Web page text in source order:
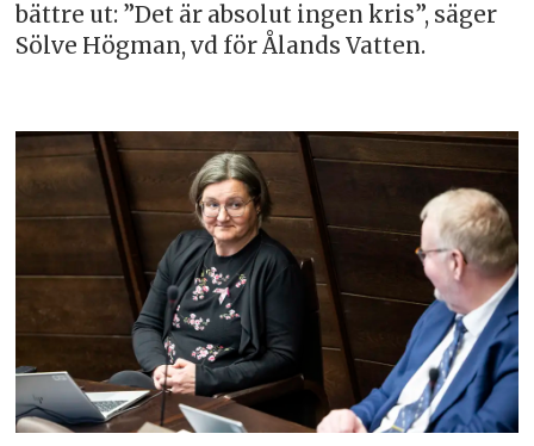
bättre ut: ”Det är absolut ingen kris”, säger
Sölve Högman, vd för Ålands Vatten.